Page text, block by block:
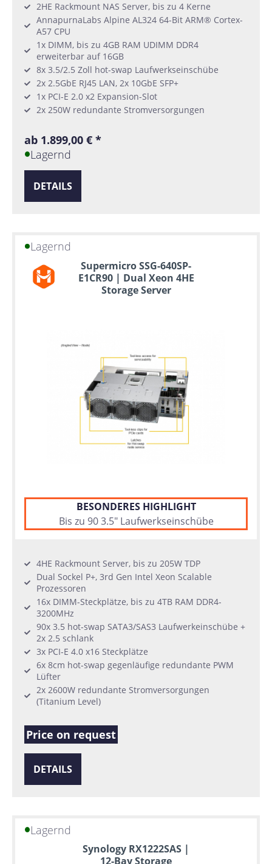
2HE Rackmount NAS Server, bis zu 4 Kerne
AnnapurnaLabs Alpine AL324 64-Bit ARM® Cortex-
A57 CPU
1x DIMM, bis zu 4GB RAM UDIMM DDR4
erweiterbar auf 16GB
8x 3.5/2.5 Zoll hot-swap Laufwerkseinschübe
2x 2.5GbE RJ45 LAN, 2x 10GbE SFP+
1x PCI-E 2.0 x2 Expansion-Slot
2x 250W redundante Stromversorgungen
ab 1.899,00 € *
Lagernd
DETAILS
Lagernd
Supermicro SSG-640SP-
E1CR90 | Dual Xeon 4HE
Storage Server
BESONDERES HIGHLIGHT
Bis zu 90 3.5" Laufwerkseinschübe
4HE Rackmount Server, bis zu 205W TDP
Dual Sockel P+, 3rd Gen Intel Xeon Scalable
Prozessoren
16x DIMM-Steckplätze, bis zu 4TB RAM DDR4-
3200MHz
90x 3.5 hot-swap SATA3/SAS3 Laufwerkeinschübe +
2x 2.5 schlank
3x PCI-E 4.0 x16 Steckplätze
6x 8cm hot-swap gegenläufige redundante PWM
Lüfter
2x 2600W redundante Stromversorgungen
(Titanium Level)
Price on request
DETAILS
Lagernd
Synology RX1222SAS |
12-Bay Storage